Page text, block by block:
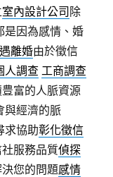
室內設計公司 除
是因為感情、婚
離婚由於徵信
人調查 工商調查
富的人脈資源
與經濟的脈
求協助彰化徵信
服務品質偵探
您的問題感情